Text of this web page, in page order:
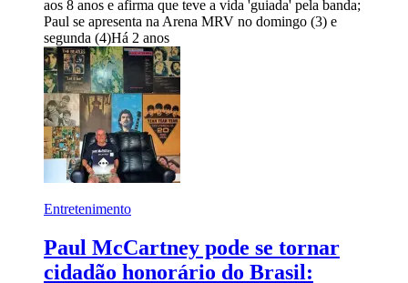
aos 8 anos e afirma que teve a vida 'guiada' pela banda;
Paul se apresenta na Arena MRV no domingo (3) e
segunda (4)Há 2 anos
Entretenimento
Paul McCartney pode se tornar
cidadão honorário do Brasil: